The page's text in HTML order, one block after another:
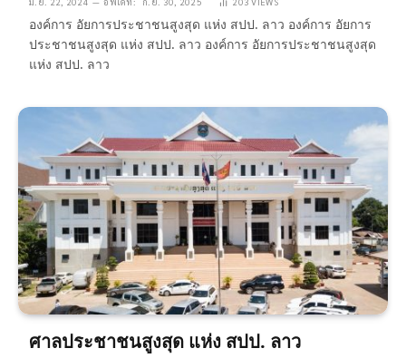
องค์การ อัยการประชาชนสูงสุด แห่ง สปป. ลาว องค์การ อัยการ
ประชาชนสูงสุด แห่ง สปป. ลาว องค์การ อัยการประชาชนสูงสุด
แห่ง สปป. ลาว
ศาลประชาชนสูงสุด แห่ง สปป. ลาว